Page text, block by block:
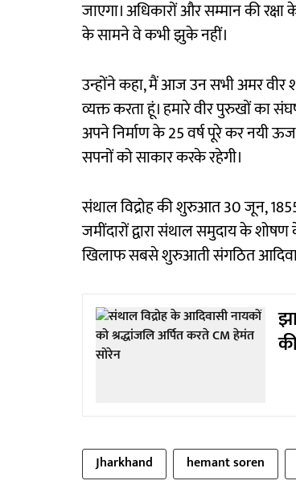
जाएगा। अधिकारों और सम्मान की
के सामने वे कभी झुके नहीं।
उन्होंने कहा, मैं आज उन सभी अमर वीर
व्यक्त करता हूं। हमारे वीर पुरुखों का
अपने निर्माण के 25 वर्ष पूरे कर नयी
सपनों को साकार करके रहेगी।
संथाल विद्रोह की शुरुआत 30 जून, 1855
जमींदारों द्वारा संथाल समुदाय के
खिलाफ सबसे शुरुआती संगठित
Jharkhand hemant soren